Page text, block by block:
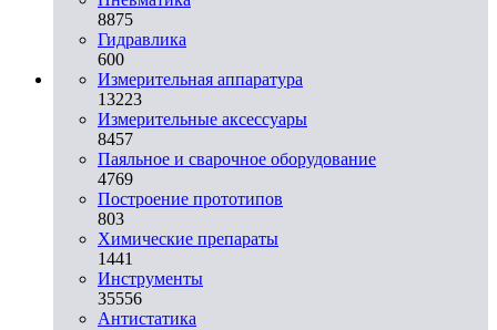
8875
Гидравлика
600
Измерительная аппаратура
13223
Измерительные аксессуары
8457
Паяльное и сварочное оборудование
4769
Построение прототипов
803
Химические препараты
1441
Инструменты
35556
Aнтистатика